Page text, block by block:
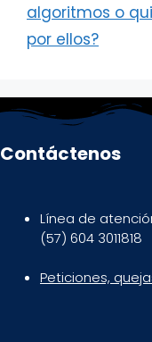
algoritmos o
por ellos?
Contáctenos
Línea de
(57) 604 3011818
Peticiones,